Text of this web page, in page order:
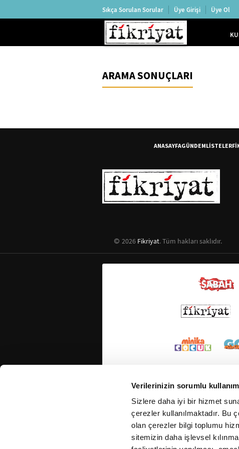
Verilerinizin sorumlu
Sizlere daha iyi bir hizmet
çerezler kullanılmaktadır. Bu
olan çerezler bilgi toplumu
sitemizin daha işlevsel
Sıkça Sorulan Sorular Üye Girişi Üye Ol
ARAMA SONUÇLARI
ANASAYFAGÜNDEMLİSTELER
2026 Fikriyat. Tüm hakları saklıdır.